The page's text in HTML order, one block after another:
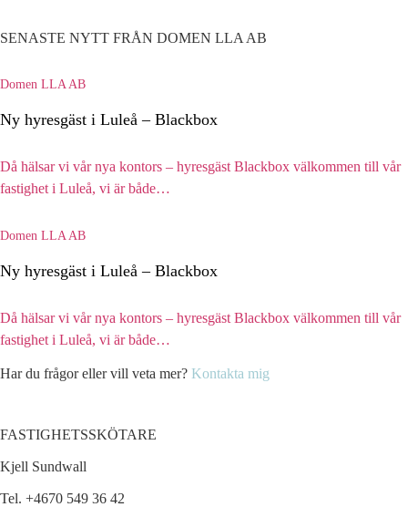
SENASTE NYTT FRÅN DOMEN LLA AB
Domen LLA AB
Ny hyresgäst i Luleå – Blackbox
Då hälsar vi vår nya kontors – hyresgäst Blackbox välkommen till vår
fastighet i Luleå, vi är både…
Domen LLA AB
Ny hyresgäst i Luleå – Blackbox
Då hälsar vi vår nya kontors – hyresgäst Blackbox välkommen till vår
fastighet i Luleå, vi är både…
Har du frågor eller vill veta mer? Kontakta mig
FASTIGHETSSKÖTARE
Kjell Sundwall
Tel. +4670 549 36 42